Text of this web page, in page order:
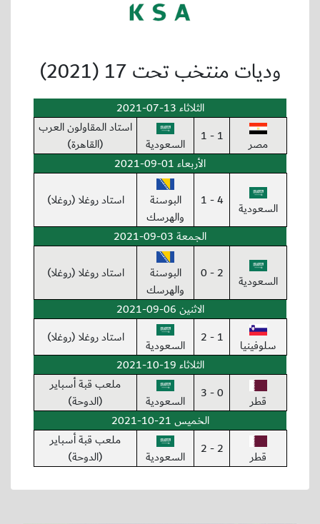
وديات منتخب تحت 17 (2021)
الثلاثاء 13-07-2021
مصر
1 - 1 السعودية
استاد المقاولون العرب
(القاهرة)
الأربعاء 01-09-2021
السعودية 4 - 1
البوسنة
والهرسك
استاد روغلا (روغلا)
الجمعة 03-09-2021
السعودية 2 - 0
البوسنة
والهرسك
استاد روغلا (روغلا)
الاثنين 06-09-2021
سلوفينيا
1 - 2 السعودية
استاد روغلا (روغلا)
الثلاثاء 19-10-2021
قطر
0 - 3 السعودية
ملعب قبة أسباير
(الدوحة)
الخميس 21-10-2021
قطر
2 - 2 السعودية
ملعب قبة أسباير
(الدوحة)